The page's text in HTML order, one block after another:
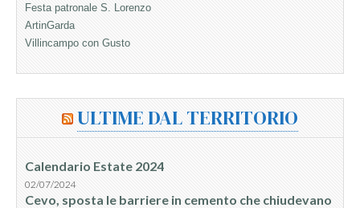
Festa patronale S. Lorenzo
ArtinGarda
Villincampo con Gusto
ULTIME DAL TERRITORIO
Calendario Estate 2024
02/07/2024
Cevo, sposta le barriere in cemento che chiudevano